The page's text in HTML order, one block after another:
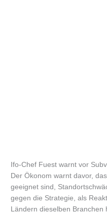
Ifo-Chef Fuest warnt vor
Der Ökonom warnt davor,
geeignet sind,
gegen die Strategie, als
Ländern dieselben